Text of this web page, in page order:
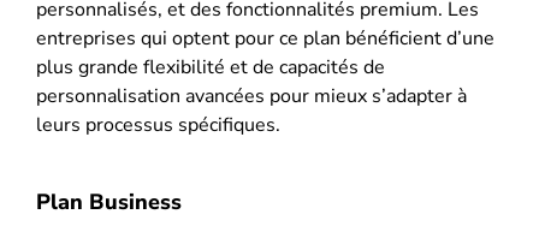
personnalisés, et des fonctionnalités premium. Les
entreprises qui optent pour ce plan bénéficient d’une
plus grande flexibilité et de capacités de
personnalisation avancées pour mieux s’adapter à
leurs processus spécifiques.
Plan Business